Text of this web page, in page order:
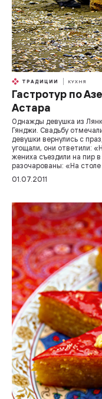
ТРАДИЦИИ КУХНЯ
Гастротур по
Астара
Однажды девушка из
Гянджи. Свадьбу
девушки вернулись с
угощали, они ответили:
жениха съездили на пир
разочарованы: «На
01.07.2011